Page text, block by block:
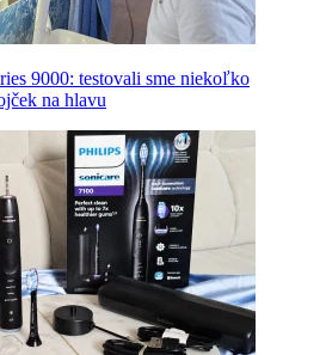
9000: testovali sme niekoľko
na hlavu